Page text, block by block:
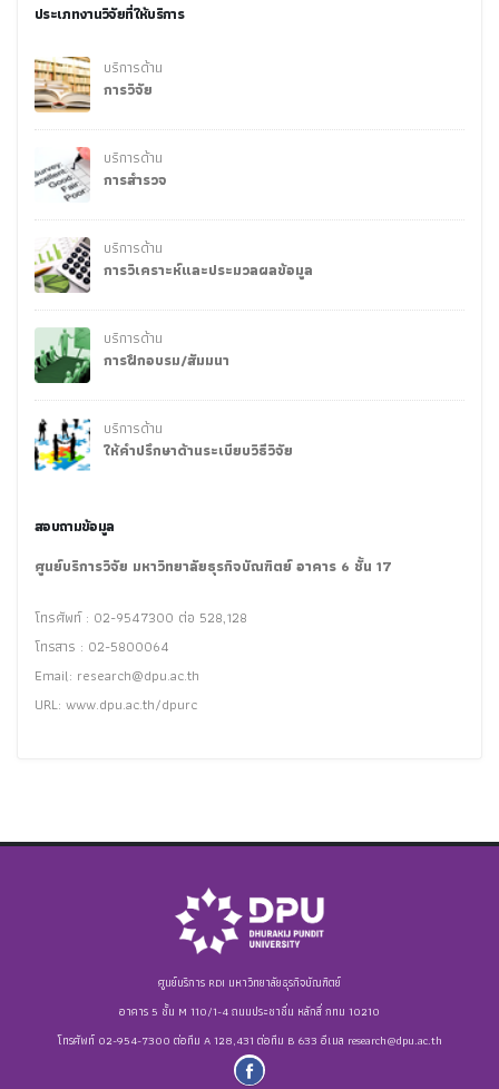
ประเภทงานวิจัยที่ให้บริการ
บริการด้าน
การวิจัย
บริการด้าน
การสำรวจ
บริการด้าน
การวิเคราะห์และประมวลผลข้อมูล
บริการด้าน
การฝึกอบรม/สัมมนา
บริการด้าน
ให้คำปรึกษาด้านระเบียบวิธีวิจัย
สอบถามข้อมูล
ศูนย์บริการวิจัย มหาวิทยาลัยธุรกิจบัณฑิตย์ อาคาร 6 ชั้น 17
โทรศัพท์ : 02-9547300 ต่อ 528,128
โทรสาร : 02-5800064
Email: research@dpu.ac.th
URL: www.dpu.ac.th/dpurc
ศูนย์บริการ RDI มหาวิทยาลัยธุรกิจบัณฑิตย์
อาคาร 5 ชั้น M 110/1-4 ถนนประชาชื่น หลักสี่ กทม 10210
โทรศัพท์ 02-954-7300 ต่อทีม A 128,431 ต่อทีม B 633 อีเมล research@dpu.ac.th